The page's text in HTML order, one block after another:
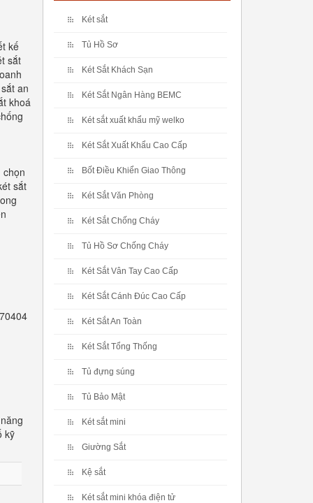
kế
sắt
an
khoá
chọn
sắt
kỹ
Két sắt
Tủ Hồ Sơ
Két Sắt Khách Sạn
Két Sắt Ngân Hàng BEMC
Két sắt xuất khẩu mỹ welko
Két Sắt Xuất Khẩu Cao Cấp
Bốt Điều Khiển Giao Thông
Két Sắt Văn Phòng
Két Sắt Chống Cháy
Tủ Hồ Sơ Chống Cháy
Két Sắt Vân Tay Cao Cấp
Két Sắt Cánh Đúc Cao Cấp
Két Sắt An Toàn
Két Sắt Tổng Thống
Tủ đựng súng
Tủ Bảo Mật
Két sắt mini
Giường Sắt
Kệ sắt
Két sắt mini khóa điện tử